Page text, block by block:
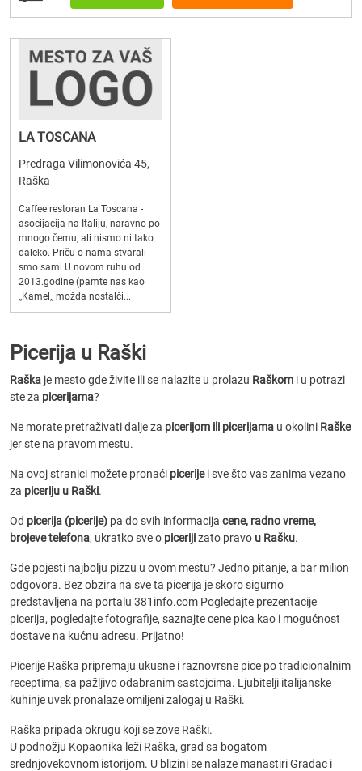
LA TOSCANA
Predraga Vilimonovića 45,
Raška
Caffee restoran La Toscana -
asocijacija na Italiju, naravno po
mnogo čemu, ali nismo ni tako
daleko. Priču o nama stvarali
smo sami U novom ruhu od
2013.godine (pamte nas kao
‚‚Kamel‚‚ možda nostalči...
Picerija u Raški
Raška je mesto gde živite ili se nalazite u prolazu Raškom i u potrazi
ste za picerijama?
Ne morate pretraživati dalje za picerijom ili picerijama u okolini Raške
jer ste na pravom mestu.
Na ovoj stranici možete pronaći picerijei sve što vas zanima vezano
za piceriju u Raški.
Od picerija (picerije) pa do svih informacija cene, radno vreme,
brojeve telefona, ukratko sve o picerijizato pravo u Rašku.
Gde pojesti najbolju pizzu u ovom mestu? Jedno pitanje, a bar milion
odgovora. Bez obzira na sve ta picerija je skoro sigurno
predstavljena na portalu 381info.com Pogledajte prezentacije
picerija, pogledajte fotografije, saznajte cene pica kao i mogućnost
dostave na kućnu adresu. Prijatno!
Picerije Raška pripremaju ukusne i raznovrsne pice po tradicionalnim
receptima, sa pažljivo odabranim sastojcima. Ljubitelji italijanske
kuhinje uvek pronalaze omiljeni zalogaj u Raški.
Raška pripada okrugu koji se zove Raški.
U podnožju Kopaonika leži Raška, grad sa bogatom
srednjovekovnom istorijom. U blizini se nalaze manastiri Gradac i